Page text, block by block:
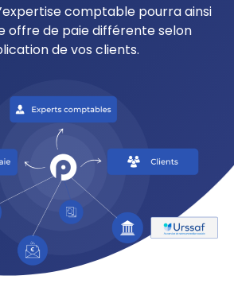
comptable pourra ainsi
offre de paie différente selon
de vos clients.